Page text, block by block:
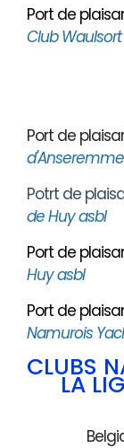
Port de
Club
Port de
Potrt de
de Huy asbl
Port de
Huy asbl
Port de
Namurois
CLUBS
LA